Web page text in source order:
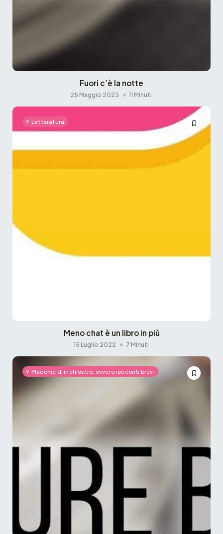
Fuori c’è la notte
25 Maggio 2023 11 Minuti
Letteratura
Meno chat è un libro in più
15 Luglio 2022 7 Minuti
Macchie di inchiostro, ovvero racconti brevi